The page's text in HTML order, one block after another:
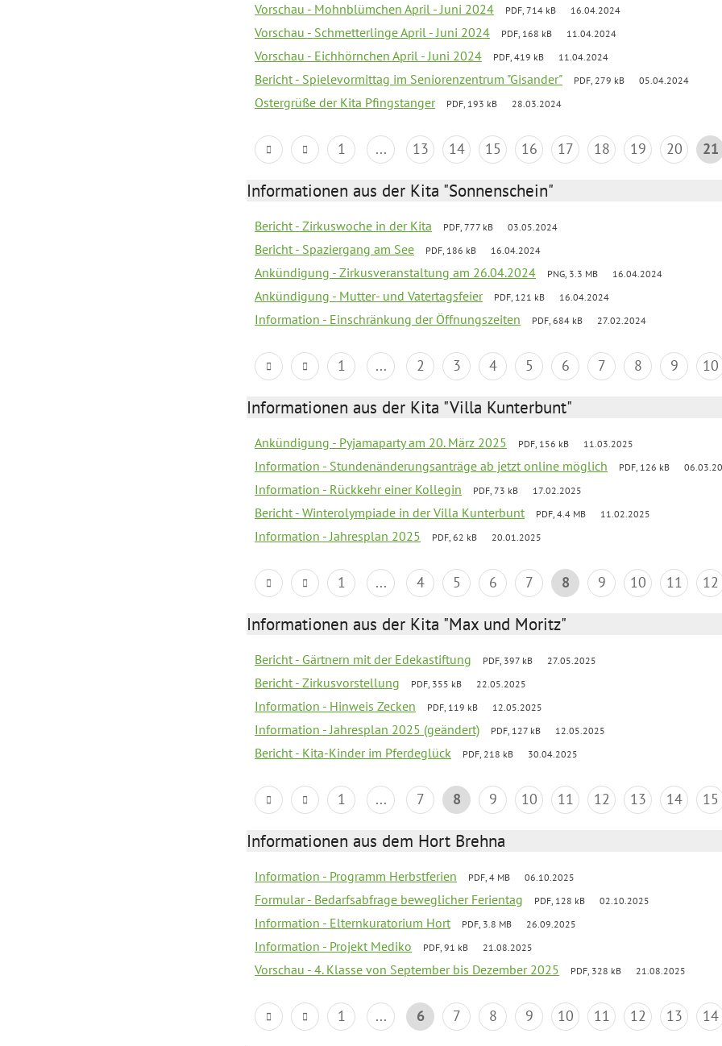
Vorschau - Mohnblümchen April - Juni 2024 PDF, 714 kB 16.04.2024
Vorschau - Schmetterlinge April - Juni 2024 PDF, 168 kB 11.04.2024
Vorschau - Eichhörnchen April - Juni 2024 PDF, 419 kB 11.04.2024
Bericht - Spielevormittag im Seniorenzentrum "Gisander" PDF, 279 kB 05.04.2024
Ostergrüße der Kita Pfingstanger PDF, 193 kB 28.03.2024
1 ... 13 14 15 16 17 18 19 20 21
Informationen aus der Kita "Sonnenschein"
Bericht - Zirkuswoche in der Kita PDF, 777 kB 03.05.2024
Bericht - Spaziergang am See PDF, 186 kB 16.04.2024
Ankündigung - Zirkusveranstaltung am 26.04.2024 PNG, 3.3 MB 16.04.2024
Ankündigung - Mutter- und Vatertagsfeier PDF, 121 kB 16.04.2024
Information - Einschränkung der Öffnungszeiten PDF, 684 kB 27.02.2024
1 ... 2 3 4 5 6 7 8 9 10
Informationen aus der Kita "Villa Kunterbunt"
Ankündigung - Pyjamaparty am 20. März 2025 PDF, 156 kB 11.03.2025
Information - Stundenänderungsanträge ab jetzt online möglich PDF, 126 kB
Information - Rückkehr einer Kollegin PDF, 73 kB 17.02.2025
Bericht - Winterolympiade in der Villa Kunterbunt PDF, 4.4 MB 11.02.2025
Information - Jahresplan 2025 PDF, 62 kB 20.01.2025
1 ... 4 5 6 7 8 9 10 11 12
Informationen aus der Kita "Max und Moritz"
Bericht - Gärtnern mit der Edekastiftung PDF, 397 kB 27.05.2025
Bericht - Zirkusvorstellung PDF, 355 kB 22.05.2025
Information - Hinweis Zecken PDF, 119 kB 12.05.2025
Information - Jahresplan 2025 (geändert) PDF, 127 kB 12.05.2025
Bericht - Kita-Kinder im Pferdeglück PDF, 218 kB 30.04.2025
1 ... 7 8 9 10 11 12 13 14 15
Informationen aus dem Hort Brehna
Information - Programm Herbstferien PDF, 4 MB 06.10.2025
Formular - Bedarfsabfrage beweglicher Ferientag PDF, 128 kB 02.10.2025
Information - Elternkuratorium Hort PDF, 3.8 MB 26.09.2025
Information - Projekt Mediko PDF, 91 kB 21.08.2025
Vorschau - 4. Klasse von September bis Dezember 2025 PDF, 328 kB 21.08.2025
1 ... 6 7 8 9 10 11 12 13 14